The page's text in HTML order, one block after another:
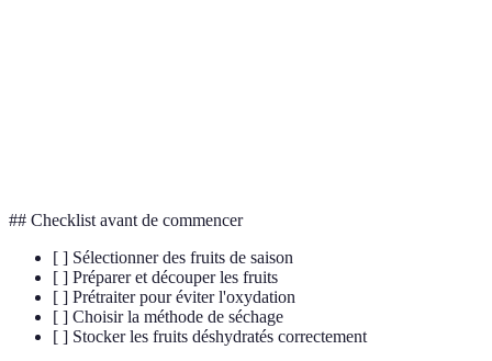
## Checklist avant de commencer
[ ] Sélectionner des fruits de saison
[ ] Préparer et découper les fruits
[ ] Prétraiter pour éviter l'oxydation
[ ] Choisir la méthode de séchage
[ ] Stocker les fruits déshydratés correctement